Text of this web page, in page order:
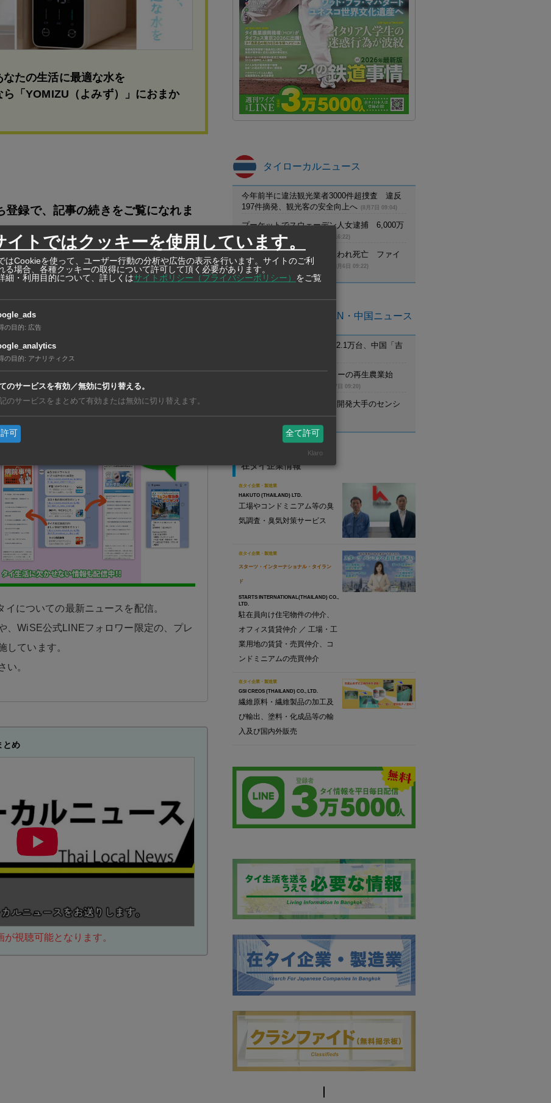
たの生活に最適な水を
「YOMIZU（よみず）」におまか
録で、記事の続きをご覧になれま
既に友達登録済の方はこ
ちら
る場合、こちらからご報告下さい。
についての最新ニュースを配信。
、WiSE公式LINEフォロワー限定の、プレ
しています。
い。
とめ
視聴可能となります。
タイローカルニュース
今年前半に違法観光業者3000件超捜査 違反
197件摘発、観光客の安全向上へ
(8月7日 09:04)
プーケットでスウェーデン人女逮捕 6,000万
B被害の詐欺に関与
(8月6日 16:22)
保護区職員が野生トラに襲われ死亡 ファイ
カケン野生生物保護区で
(8月6日 09:22)
亜州ASEAN・中国ニュース
【タイ】7月のEV新車登録2.1万台、中国「吉
【ベトナム】UCCがコーヒーの再生農業始
(8月7日 09:20)
【タイ】野村不動産、住宅開発大手のセンシ
リと合弁設立 (8月7日 09:20)
在タイ企業情報
在タイ企業・製造業
HAKUTO (THAILAND) LTD.
工場やコンドミニアム等の臭
気調査・臭気対策サービス
在タイ企業・製造業
スターツ・インターナショナル・タイラン
ド
STARTS INTERNATIONAL(THAILAND) CO.,
LTD.
駐在員向け住宅物件の仲介、
オフィス賃貸仲介 ／ 工場・工
業用地の賃貸・売買仲介、コ
ンドミニアムの売買仲介
在タイ企業・製造業
GSI CREOS (THAILAND) CO., LTD.
繊維原料・繊維製品の加工及
び輸出、塗料・化成品等の輸
入及び国内外販売
イトではクッキーを使用しています。
はCookieを使って、ユーザー行動の分析や広告の表示を行います。サイトのご利
る場合、各種クッキーの取得について許可して頂く必要があります。
細・利用目的について、詳しくはサイトポリシー（プライバシーポリシー） をご覧
の目的: 広告
の目的: アナリティクス
のサービスを有効／無効に切り替える。
記のサービスをまとめて有効または無効に切り替えます。
可 全て許可
Klaro